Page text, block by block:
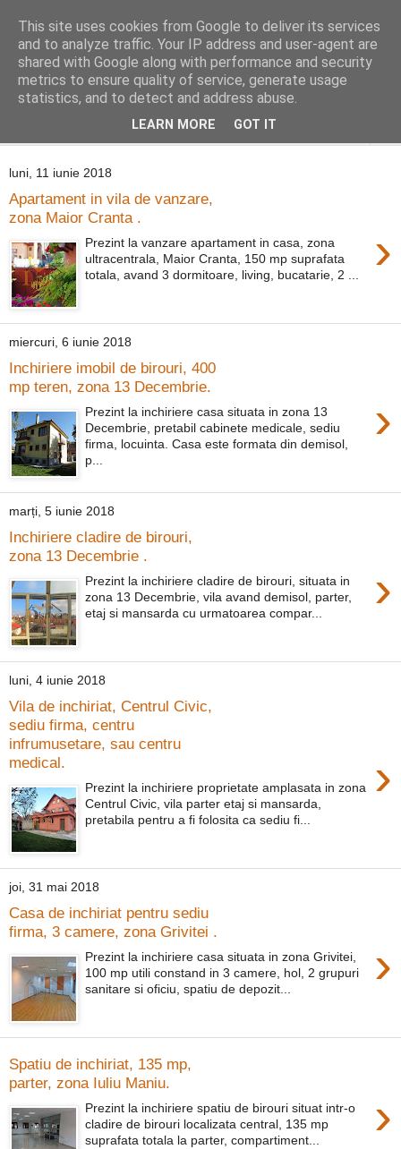
Distinct Imobiliare
Adrian Cocis 0742 129 909 ; Vasile Baciu 0768 440 185
luni, 11 iunie 2018
Apartament in vila de vanzare,
zona Maior Cranta .
›
Prezint la vanzare apartament in casa, zona
ultracentrala, Maior Cranta, 150 mp suprafata
totala, avand 3 dormitoare, living, bucatarie, 2 ...
miercuri, 6 iunie 2018
Inchiriere imobil de birouri, 400
mp teren, zona 13 Decembrie.
›
Prezint la inchiriere casa situata in zona 13
Decembrie, pretabil cabinete medicale, sediu
firma, locuinta. Casa este formata din demisol,
p...
marți, 5 iunie 2018
Inchiriere cladire de birouri,
zona 13 Decembrie .
›
Prezint la inchiriere cladire de birouri, situata in
zona 13 Decembrie, vila avand demisol, parter,
etaj si mansarda cu urmatoarea compar...
luni, 4 iunie 2018
Vila de inchiriat, Centrul Civic,
sediu firma, centru
infrumusetare, sau centru
medical.
›
Prezint la inchiriere proprietate amplasata in zona
Centrul Civic, vila parter etaj si mansarda,
pretabila pentru a fi folosita ca sediu fi...
joi, 31 mai 2018
Casa de inchiriat pentru sediu
firma, 3 camere, zona Grivitei .
›
Prezint la inchiriere casa situata in zona Grivitei,
100 mp utili constand in 3 camere, hol, 2 grupuri
sanitare si oficiu, spatiu de depozit...
Spatiu de inchiriat, 135 mp,
parter, zona Iuliu Maniu.
›
Prezint la inchiriere spatiu de birouri situat intr-o
cladire de birouri localizata central, 135 mp
suprafata totala la parter, compartiment...
This site uses cookies from Google to deliver its services
and to analyze traffic. Your IP address and user-agent are
shared with Google along with performance and security
metrics to ensure quality of service, generate usage
statistics, and to detect and address abuse.
LEARN MORE GOT IT